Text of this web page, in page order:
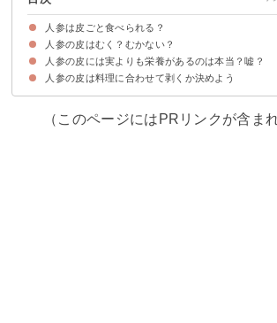
人参は皮ごと食べられる？
人参の皮はとても薄い
農薬の心配もない
人参の皮はむく？むかない？
人参の皮をむくメリット
人参の皮をむかないメリット
人参の皮には実よりも栄養があるのは本当？嘘？
特に皮に栄養が多いわけではない
人参の皮は料理に合わせて剥くか決めよう
（このページにはPRリンクが含ま